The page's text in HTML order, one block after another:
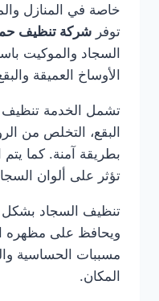
خاصة في المنازل
توفر شركة تنظيف
السجاد والموكيت
الأوساخ العميقة
تشمل الخدمة تنظيف
البقع، التخلص من
بطريقة آمنة. كما يتم
تؤثر على ألوان
تنظيف السجاد
ويحافظ على مظهره
مسببات الحساسية
المكان.